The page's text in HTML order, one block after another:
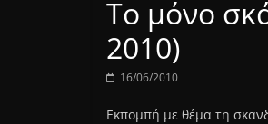
Το μόνο
2010)
16/06/2010
Εκπομπή με θέμα τη